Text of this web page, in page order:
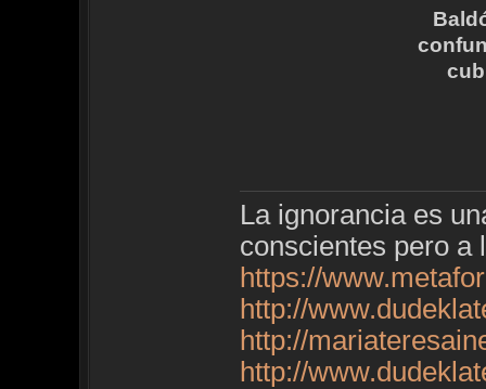
La ignorancia es
conscientes pero a
https://
http://
http://
http://